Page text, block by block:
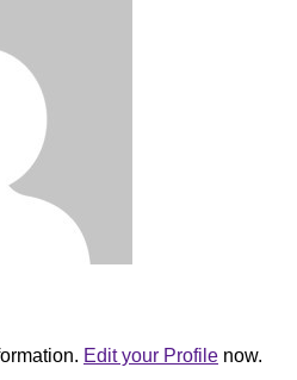
Edit your Profile now.